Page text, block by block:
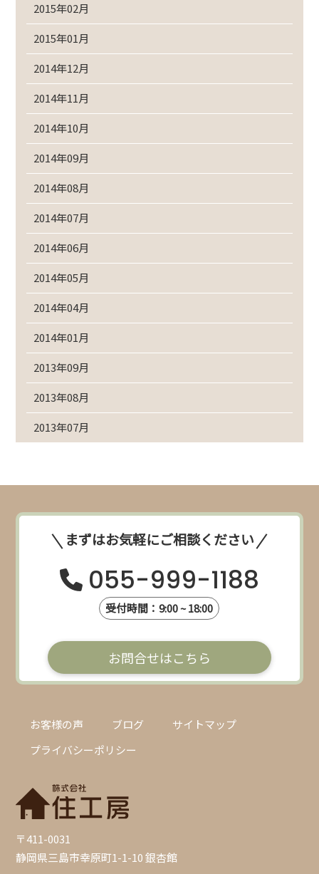
2015年02月
2015年01月
2014年12月
2014年11月
2014年10月
2014年09月
2014年08月
2014年07月
2014年06月
2014年05月
2014年04月
2014年01月
2013年09月
2013年08月
2013年07月
まずはお気軽にご相談ください
055-999-1188
受付時間：9:00 ~ 18:00
お問合せはこちら
〒411-0031
静岡県三島市幸原町1-1-10 銀杏館
お客様の声 ブログ
サイトマップ
プライバシーポリシー